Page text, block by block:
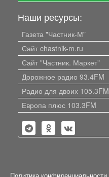
Наши ресурсы:
Газета "Частник-М"
Сайт chastnik-m.ru
Сайт "Частник. Маркет"
Дорожное радио 93.4FM
Радио для двоих 105.3FM
Европа плюс 103.3FM